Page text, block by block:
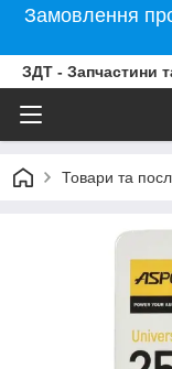
Замовлення
ЗДТ - Запчастини
Товари та